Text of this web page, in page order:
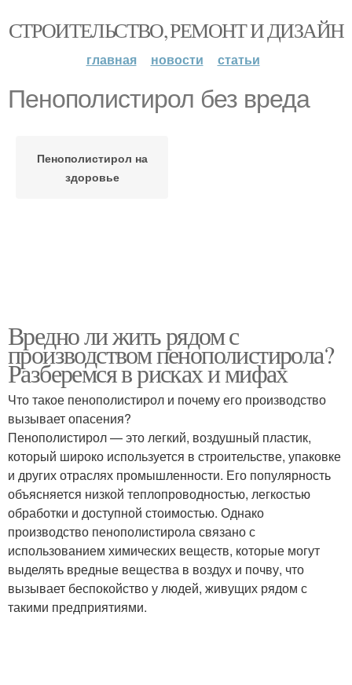
СТРОИТЕЛЬСТВО, РЕМОНТ И ДИЗАЙН
главная новости статьи
Пенополистирол без вреда
Пенополистирол на
здоровье
Вредно ли жить рядом с
производством пенополистирола?
Разберемся в рисках и мифах
Что такое пенополистирол и почему его производство
вызывает опасения?
Пенополистирол — это легкий, воздушный пластик,
который широко используется в строительстве, упаковке
и других отраслях промышленности. Его популярность
объясняется низкой теплопроводностью, легкостью
обработки и доступной стоимостью. Однако
производство пенополистирола связано с
использованием химических веществ, которые могут
выделять вредные вещества в воздух и почву, что
вызывает беспокойство у людей, живущих рядом с
такими предприятиями.